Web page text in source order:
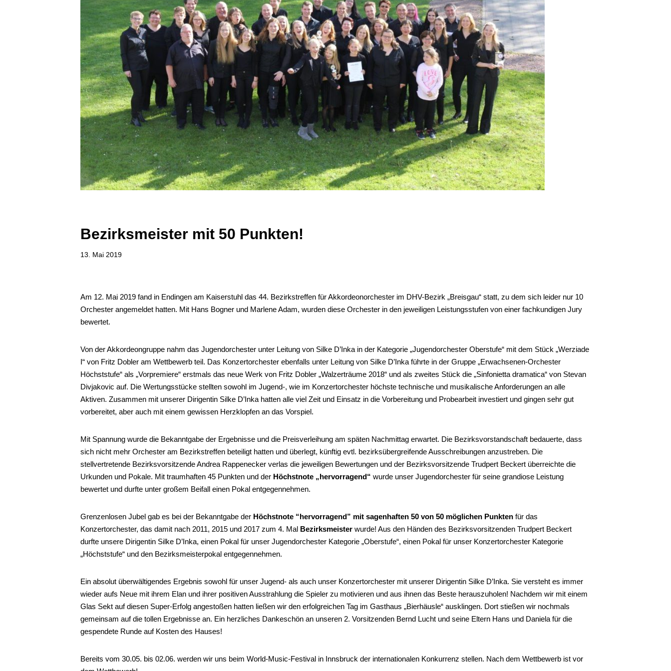
Bezirksmeister mit 50 Punkten!
13. Mai 2019
Am 12. Mai 2019 fand in Endingen am Kaiserstuhl das 44. Bezirkstreffen für Akkordeonorchester im DHV-Bezirk „Breisgau“ statt, zu dem sich leider nur 10
Orchester angemeldet hatten. Mit Hans Bogner und Marlene Adam, wurden diese Orchester in den jeweiligen Leistungsstufen von einer fachkundigen Jury
bewertet.
Von der Akkordeongruppe nahm das Jugendorchester unter Leitung von Silke D’Inka in der Kategorie „Jugendorchester Oberstufe“ mit dem Stück „Werziade
I“ von Fritz Dobler am Wettbewerb teil. Das Konzertorchester ebenfalls unter Leitung von Silke D’Inka führte in der Gruppe „Erwachsenen-Orchester
Höchststufe“ als „Vorpremiere“ erstmals das neue Werk von Fritz Dobler „Walzerträume 2018“ und als zweites Stück die „Sinfonietta dramatica“ von Stevan
Divjakovic auf. Die Wertungsstücke stellten sowohl im Jugend-, wie im Konzertorchester höchste technische und musikalische Anforderungen an alle
Aktiven. Zusammen mit unserer Dirigentin Silke D’Inka hatten alle viel Zeit und Einsatz in die Vorbereitung und Probearbeit investiert und gingen sehr gut
vorbereitet, aber auch mit einem gewissen Herzklopfen an das Vorspiel.
Mit Spannung wurde die Bekanntgabe der Ergebnisse und die Preisverleihung am späten Nachmittag erwartet. Die Bezirksvorstandschaft bedauerte, dass
sich nicht mehr Orchester am Bezirkstreffen beteiligt hatten und überlegt, künftig evtl. bezirksübergreifende Ausschreibungen anzustreben. Die
stellvertretende Bezirksvorsitzende Andrea Rappenecker verlas die jeweiligen Bewertungen und der Bezirksvorsitzende Trudpert Beckert überreichte die
Urkunden und Pokale. Mit traumhaften 45 Punkten und der Höchstnote „hervorragend“ wurde unser Jugendorchester für seine grandiose Leistung
bewertet und durfte unter großem Beifall einen Pokal entgegennehmen.
Grenzenlosen Jubel gab es bei der Bekanntgabe der Höchstnote “hervorragend” mit sagenhaften 50 von 50 möglichen Punktenfür das
Konzertorchester, das damit nach 2011, 2015 und 2017 zum 4. Mal Bezirksmeister wurde! Aus den Händen des Bezirksvorsitzenden Trudpert Beckert
durfte unsere Dirigentin Silke D’Inka, einen Pokal für unser Jugendorchester Kategorie „Oberstufe“, einen Pokal für unser Konzertorchester Kategorie
„Höchststufe“ und den Bezirksmeisterpokal entgegennehmen.
Ein absolut überwältigendes Ergebnis sowohl für unser Jugend- als auch unser Konzertorchester mit unserer Dirigentin Silke D’Inka. Sie versteht es immer
wieder aufs Neue mit ihrem Elan und ihrer positiven Ausstrahlung die Spieler zu motivieren und aus ihnen das Beste herauszuholen! Nachdem wir mit einem
Glas Sekt auf diesen Super-Erfolg angestoßen hatten ließen wir den erfolgreichen Tag im Gasthaus „Bierhäusle“ ausklingen. Dort stießen wir nochmals
gemeinsam auf die tollen Ergebnisse an. Ein herzliches Dankeschön an unseren 2. Vorsitzenden Bernd Lucht und seine Eltern Hans und Daniela für die
gespendete Runde auf Kosten des Hauses!
Bereits vom 30.05. bis 02.06. werden wir uns beim World-Music-Festival in Innsbruck der internationalen Konkurrenz stellen. Nach dem Wettbewerb ist vor